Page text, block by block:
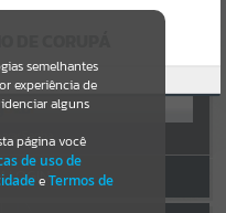
Senha
LOGIN
semelhantes
experiência de
alguns
página você
de uso de
eTermos de
CORUPÁ